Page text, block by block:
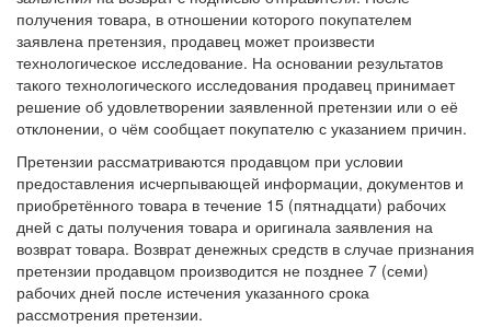
получения товара, в отношении которого покупателем
заявлена претензия, продавец может произвести
технологическое исследование. На основании результатов
такого технологического исследования продавец принимает
решение об удовлетворении заявленной претензии или о её
отклонении, о чём сообщает покупателю с указанием причин.
Претензии рассматриваются продавцом при условии
предоставления исчерпывающей информации, документов и
приобретённого товара в течение 15 (пятнадцати) рабочих
дней с даты получения товара и оригинала заявления на
возврат товара. Возврат денежных средств в случае признания
претензии продавцом производится не позднее 7 (семи)
рабочих дней после истечения указанного срока
рассмотрения претензии.